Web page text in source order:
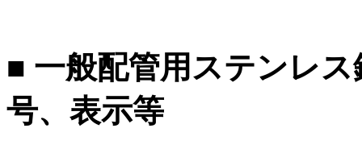
■ 一般配管用ステンレ
号、表示等